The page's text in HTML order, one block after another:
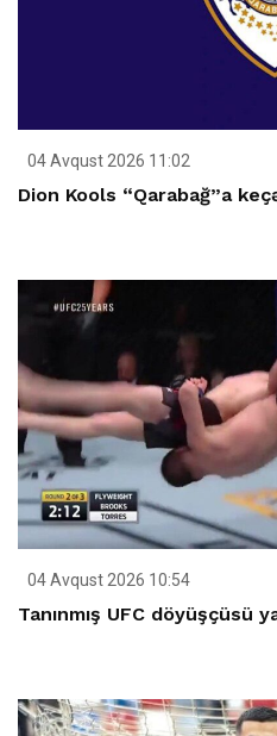
04 Avqust 2026 11:02
Dion Kools “Qarabağ”a
04 Avqust 2026 10:54
Tanınmış UFC döyüşçüsü